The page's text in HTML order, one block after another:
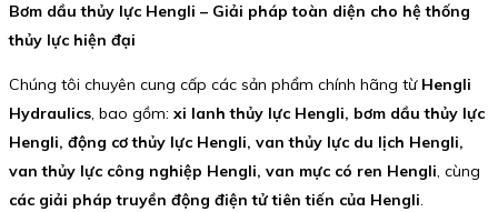
Bơm dầu thủy lực Hengli – Giải pháp toàn diện cho hệ thống
thủy lực hiện đại
Chúng tôi chuyên cung cấp các sản phẩm chính hãng từ Hengli
Hydraulics, bao gồm: xi lanh thủy lực Hengli, bơm dầu thủy lực
Hengli, động cơ thủy lực Hengli, van thủy lực du lịch Hengli,
van thủy lực công nghiệp Hengli, van mực có ren Hengli, cùng
các giải pháp truyền động điện tử tiên tiến của Hengli.